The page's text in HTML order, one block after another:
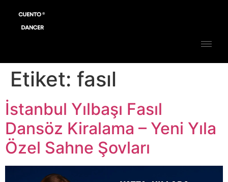
Etiket: fasıl
İstanbul Yılbaşı Fasıl
Dansöz Kiralama – Yeni Yıla
Özel Sahne Şovları